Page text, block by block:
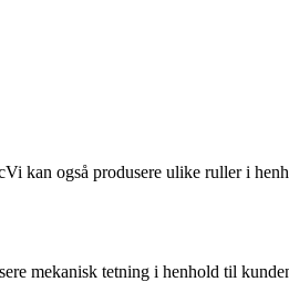
kan også produsere ulike ruller i
mekanisk tetning i henhold til